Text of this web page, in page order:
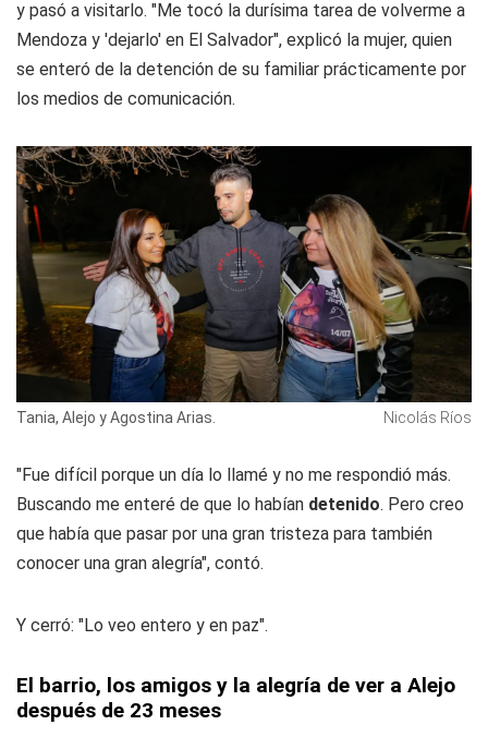
y pasó a visitarlo. "Me tocó la durísima tarea de volverme a
Mendoza y 'dejarlo' en El Salvador", explicó la mujer, quien
se enteró de la detención de su familiar prácticamente por
los medios de comunicación.
Tania, Alejo y Agostina Arias. Nicolás Ríos
"Fue difícil porque un día lo llamé y no me respondió más.
Buscando me enteré de que lo habían detenido. Pero creo
que había que pasar por una gran tristeza para también
conocer una gran alegría", contó.
Y cerró: "Lo veo entero y en paz".
El barrio, los amigos y la alegría de ver a Alejo
después de 23 meses